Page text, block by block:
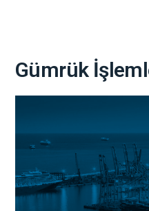
Gümrük